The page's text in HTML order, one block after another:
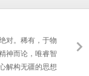
对。稀有，于物
神而论，唯睿智
解构无疆的思想